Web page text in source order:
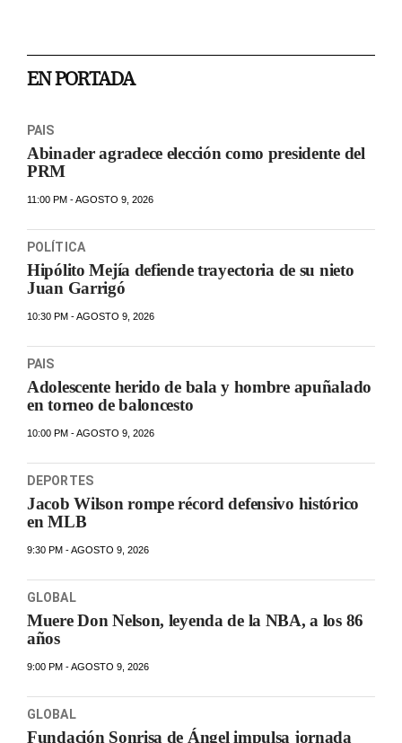
EN PORTADA
PAIS
Abinader agradece elección como presidente del
PRM
11:00 PM - AGOSTO 9, 2026
POLÍTICA
Hipólito Mejía defiende trayectoria de su nieto
Juan Garrigó
10:30 PM - AGOSTO 9, 2026
PAIS
Adolescente herido de bala y hombre apuñalado
en torneo de baloncesto
10:00 PM - AGOSTO 9, 2026
DEPORTES
Jacob Wilson rompe récord defensivo histórico
en MLB
9:30 PM - AGOSTO 9, 2026
GLOBAL
Muere Don Nelson, leyenda de la NBA, a los 86
años
9:00 PM - AGOSTO 9, 2026
GLOBAL
Fundación Sonrisa de Ángel impulsa jornada